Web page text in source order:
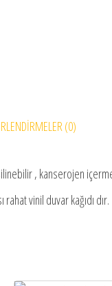
(0)
, kanserojen
vinil duvar kağıdı dır.